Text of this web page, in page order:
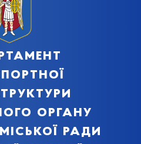
органу
ради